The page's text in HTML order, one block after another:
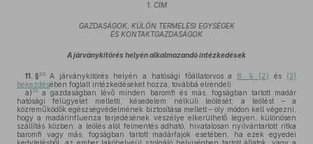
1. CÍM
GAZDASÁGOK, KÜLÖN TERMELÉSI EGYSÉGEK
ÉS KONTAKTGAZDASÁGOK
A járványkitörés helyén alkalmazandó intézkedések
11. §32 A járványkitörés helyén a hatósági főállatorvos a 8. § (2) és (3)
bekezdésében foglalt intézkedéseket hozza, továbbá elrendeli
a) 33
a gazdaságban lévő minden baromfi és más, fogságban tartott madár
hatósági felügyelet melletti, késedelem nélküli leölését; a leölést – a
közreműködők egészségvédelmének biztosítása mellett – oly módon kell végezni,
hogy a madárinfluenza terjedésének veszélye elkerülhető legyen, különösen
szállítás közben; a leölés alól felmentés adható, hivatalosan nyilvántartott ritka
baromfi vagy más, fogságban tartott madárfajok esetében, ha ezek egyedei